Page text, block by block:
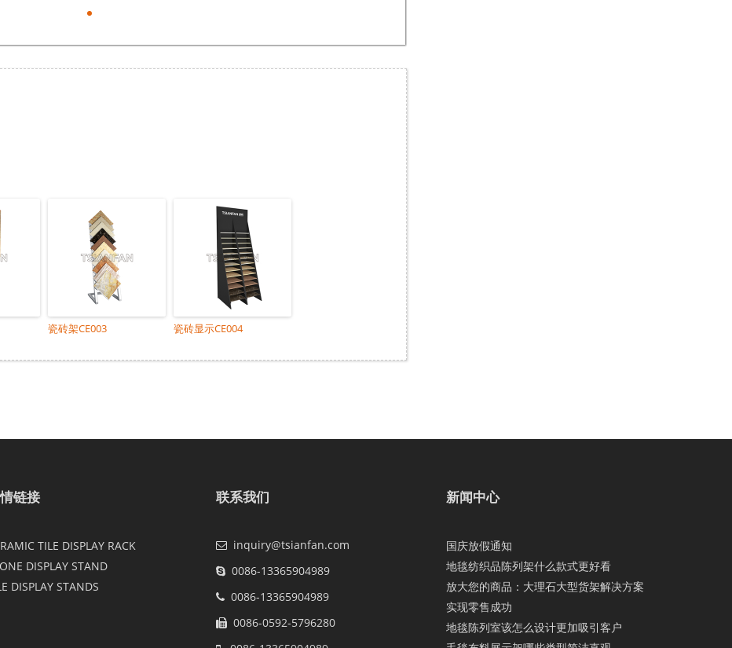
瓷砖架CE003 瓷砖显示CE004
链接
TILE DISPLAY RACK
DISPLAY STAND
DISPLAY STANDS
联系我们
inquiry@tsianfan.com
0086-13365904989
0086-13365904989
0086-0592-5796280
新闻中心
国庆放假通知
地毯纺织品陈列架什么款式更好看
放大您的商品：大理石大型货架解决方案
实现零售成功
地毯陈列室该怎么设计更加吸引客户